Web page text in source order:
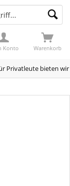
Privatleute bieten
Warenkorb
Konto